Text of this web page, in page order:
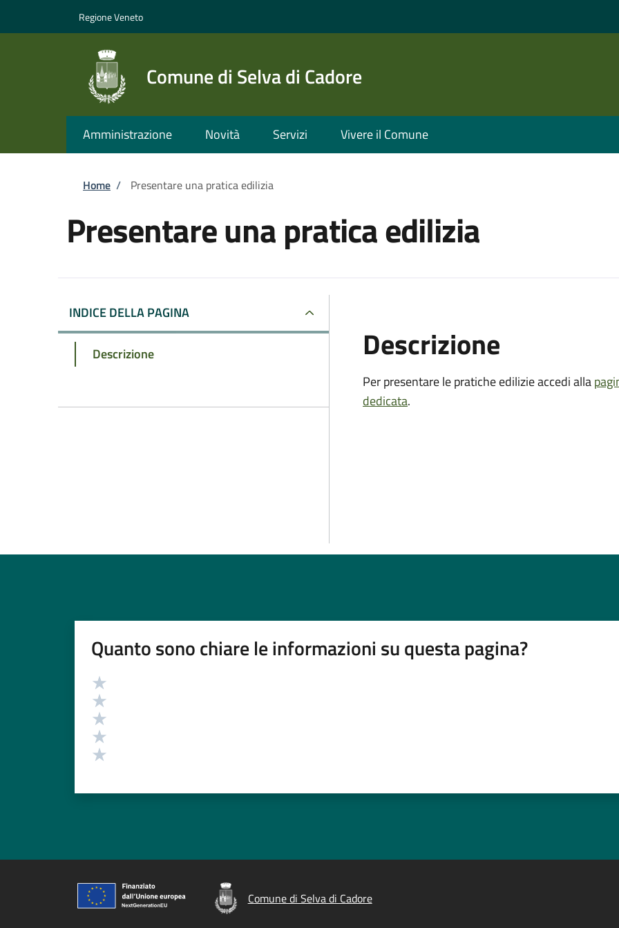
Regione Veneto
Comune di Selva di Cadore
Amministrazione Novità Servizi Vivere il Comune
Briciole di pane
Home / Presentare una pratica edilizia
Presentare una pratica edilizia
INDICE DELLA PAGINA
Descrizione Descrizione
Per presentare le pratiche edilizie accedi alla
dedicata.
Quanto sono chiare le informazioni su questa pagina?
Valutazione
Comune di Selva di Cadore